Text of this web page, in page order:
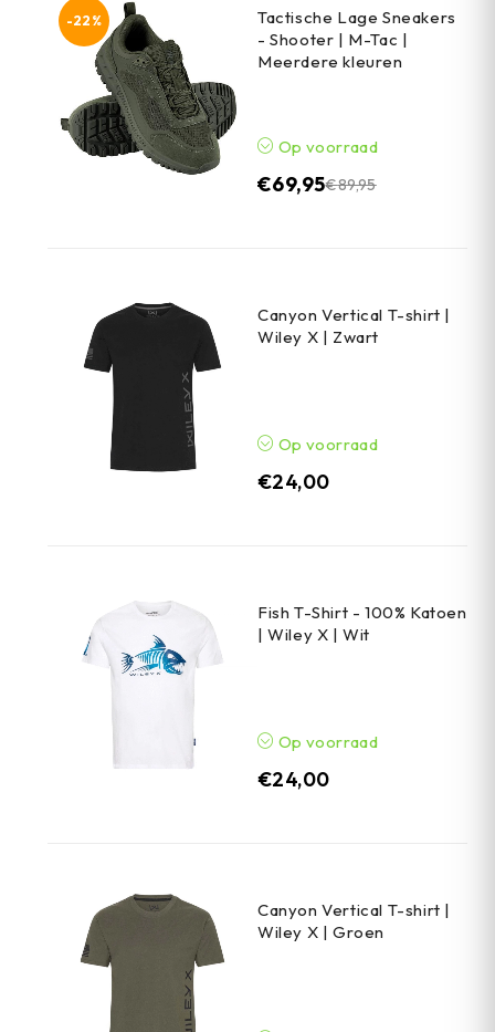
-22%
Tactische Lage Sneakers
- Shooter | M-Tac |
Meerdere kleuren
Op voorraad
€89,95
€69,95
Canyon Vertical T-shirt |
Wiley X | Zwart
Op voorraad
€24,00
Fish T-Shirt - 100% Katoen
| Wiley X | Wit
Op voorraad
€24,00
Canyon Vertical T-shirt |
Wiley X | Groen